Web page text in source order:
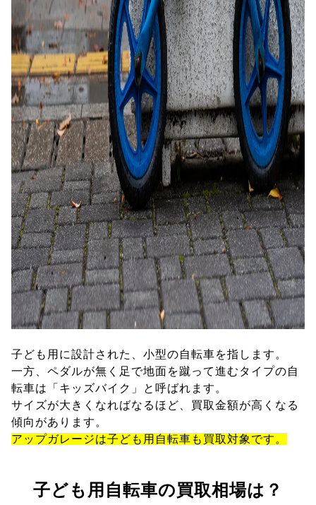
子ども用に設計された、小型の自転車を指します。
一方、ペダルが無く足で地面を蹴って進むタイプの自
転車は「キッズバイク」と呼ばれます。
サイズが大きくなればなるほど、買取金額が高くなる
傾向があります。
アップガレージは子ども用自転車も買取対象です。
子ども用自転車の買取相場は？